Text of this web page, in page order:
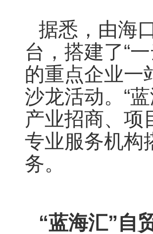
据悉，由海
台，搭建了“
的重点企业一
沙龙活动。“
产业招商、项
专业服务机构
务。
“蓝海汇”自